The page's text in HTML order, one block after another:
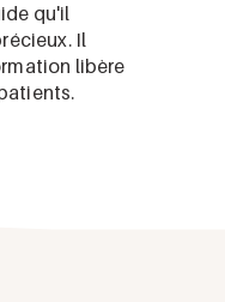
qu'il
Il
libère